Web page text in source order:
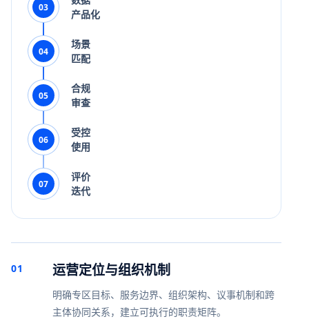
03
产品化
04
场景
匹配
05
合规
审查
06
受控
使用
07
评价
迭代
01 运营定位与组织机制
明确专区目标、服务边界、组织架构、议事机制和跨
主体协同关系，建立可执行的职责矩阵。